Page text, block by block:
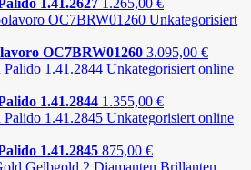
OC7BRW01260 3.095,00 €
1.41.2844 1.355,00 €
1.41.2845 875,00 €